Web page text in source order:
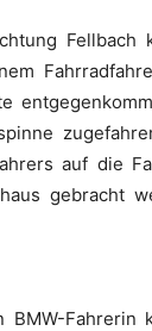
Fellbach
auf die
gebracht
Fahrerin